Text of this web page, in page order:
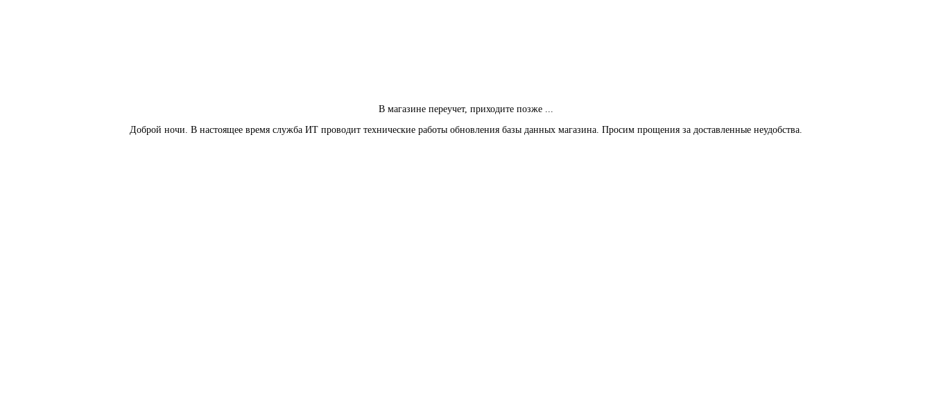
В магазине переучет, приходите позже ...
Доброй ночи. В настоящее время служба ИТ проводит технические работы обновления базы данных магазина. Просим прощения за доставленные неудобства.